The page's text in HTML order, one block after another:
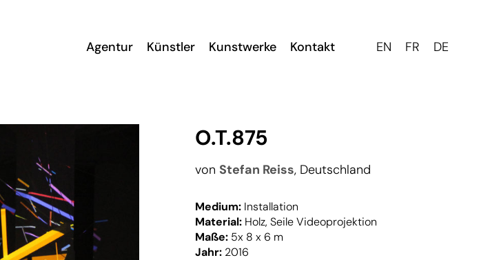
EN FR DE
Agentur Künstler Kunstwerke Kontakt
O.T.875
von Stefan Reiss, Deutschland
Medium: Installation
Material: Holz, Seile Videoprojektion
Maße: 5x 8 x 6 m
Jahr: 2016